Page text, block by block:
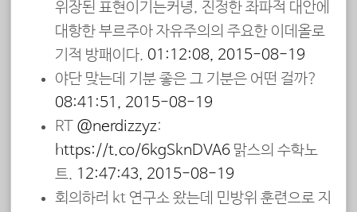
위장된 표현이기는커녕, 진정한 좌파적 대안에
대항한 부르주아 자유주의의 주요한 이데올로
기적 방패이다. 01:12:08, 2015-08-19
야단 맞는데 기분 좋은 그 기분은 어떤 걸까?
08:41:51, 2015-08-19
RT @nerdizzyz:
https://t.co/6kgSknDVA6 맑스의 수학노
트. 12:47:43, 2015-08-19
회의하러 kt 연구소 왔는데 민방위 훈련으로 지